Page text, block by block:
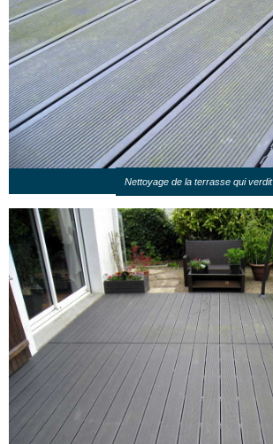
Nettoyage de la terrasse qui verdit